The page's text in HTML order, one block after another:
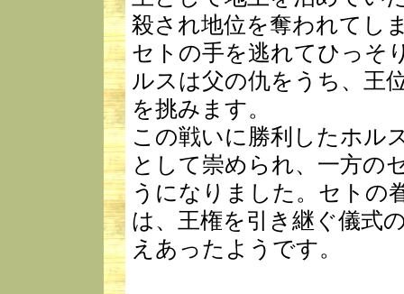
殺され地位を奪われてし
セトの手を逃れてひっそ
ルスは父の仇をうち、王
を挑みます。
この戦いに勝利したホル
として崇められ、一方の
うになりました。セトの
は、王権を引き継ぐ儀式
えあったようです。